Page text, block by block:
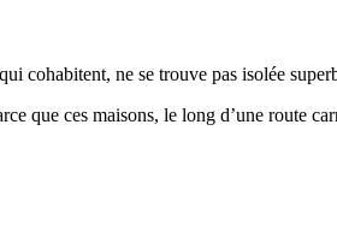
cohabitent, ne se trouve pas isolée
que ces maisons, le long d’une route